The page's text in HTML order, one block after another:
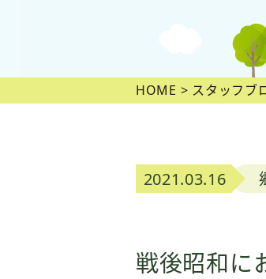
HOME スタッフブ
2021.03.16
戦後昭和に